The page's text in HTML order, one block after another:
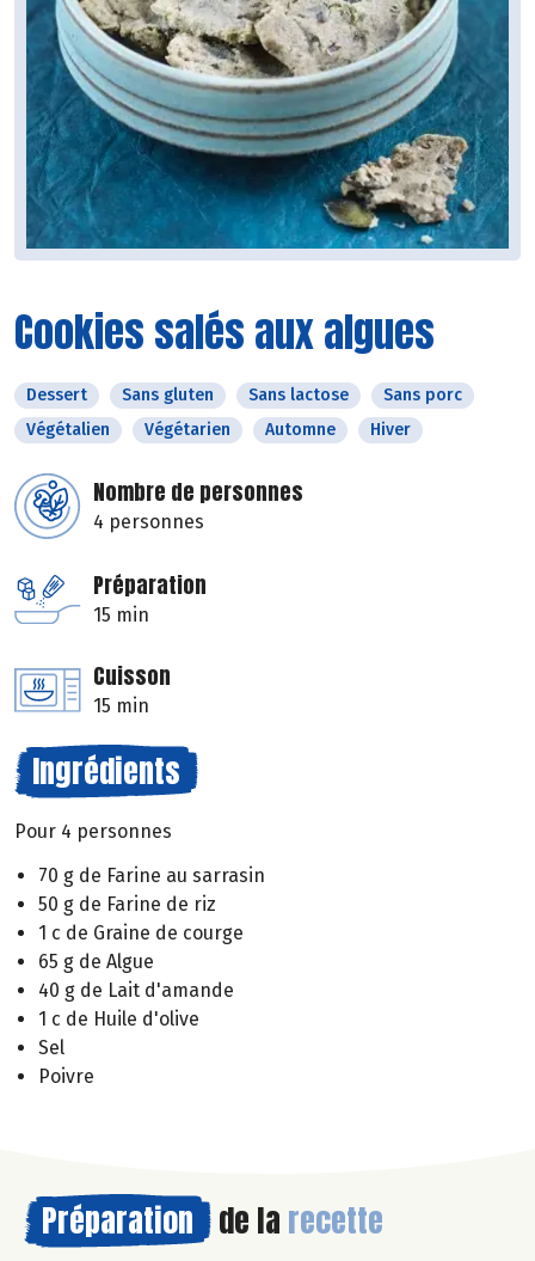
Cookies salés aux algues
Dessert Sans gluten Sans lactose
Sans porc
Végétalien
Végétarien Automne Hiver
Nombre de personnes
4 personnes
Préparation
15 min
Cuisson
15 min
Ingrédients
Pour 4 personnes
70 g de Farine au sarrasin
50 g de Farine de riz
1 c de Graine de courge
65 g de Algue
40 g de Lait d'amande
1 c de Huile d'olive
Sel
Poivre
Préparation de la recette